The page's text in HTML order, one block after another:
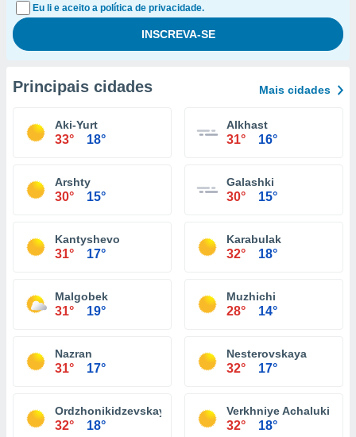
Eu li e aceito a política de privacidade.
Principais cidades Mais cidades
Aki-Yurt
33° 18°
Alkhast
31° 16°
Arshty
30° 15°
Galashki
30° 15°
Kantyshevo
31° 17°
Karabulak
32° 18°
Malgobek
31° 19°
Muzhichi
28° 14°
Nazran
31° 17°
Nesterovskaya
32° 17°
Ordzhonikidzevskaya
32° 18°
Verkhniye Achaluki
32° 18°